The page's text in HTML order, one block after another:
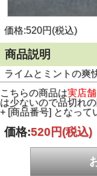
価格:520円(税込)
商品説明
ライムとミントの爽
こちらの商品は実店
は少ないので品切れ
+ [商品番号] となって
価格:520円(税込)